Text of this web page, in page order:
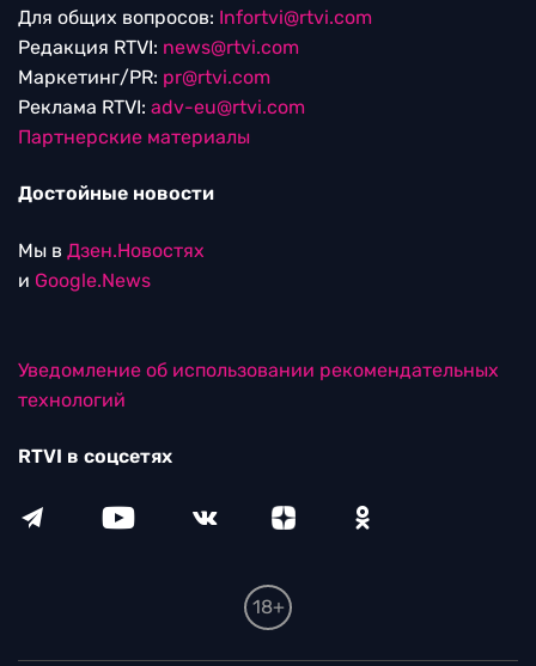
Для общих вопросов: Infortvi@rtvi.com
Редакция RTVI: news@rtvi.com
Маркетинг/PR: pr@rtvi.com
Реклама RTVI: adv-eu@rtvi.com
Партнерские материалы
Достойные новости
Мы в Дзен.Новостях
и Google.News
Уведомление об использовании рекомендательных
технологий
RTVI в соцсетях
18+